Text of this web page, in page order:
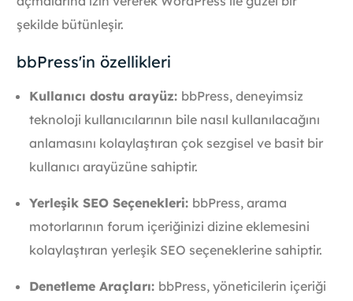
şekilde bütünleşir.
bbPress'in özellikleri
Kullanıcı dostu arayüz: bbPress, deneyimsiz
teknoloji kullanıcılarının bile nasıl kullanılacağını
anlamasını kolaylaştıran çok sezgisel ve basit bir
kullanıcı arayüzüne sahiptir.
Yerleşik SEO Seçenekleri: bbPress, arama
motorlarının forum içeriğinizi dizine eklemesini
kolaylaştıran yerleşik SEO seçeneklerine sahiptir.
Denetleme Araçları: bbPress, yöneticilerin içeriği